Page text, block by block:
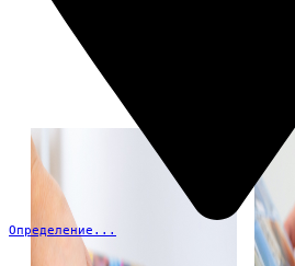
Определение...